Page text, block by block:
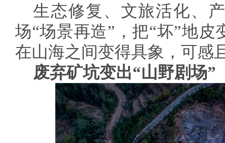
生态修复、文旅活化、
场“场景再造”，把“坏”地皮
在山海之间变得具象，可感
废弃矿坑变出“山野剧场”